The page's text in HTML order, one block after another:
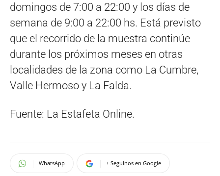
domingos de 7:00 a 22:00 y los días de
semana de 9:00 a 22:00 hs. Está previsto
que el recorrido de la muestra continúe
durante los próximos meses en otras
localidades de la zona como La Cumbre,
Valle Hermoso y La Falda.
Fuente: La Estafeta Online.
WhatsApp + Seguinos en Google